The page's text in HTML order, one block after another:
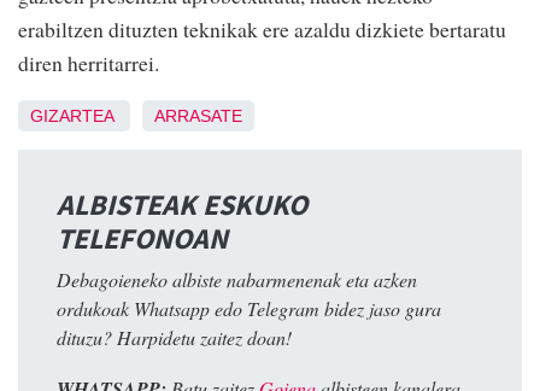
erabiltzen dituzten teknikak ere azaldu dizkiete bertaratu
diren herritarrei.
GIZARTEA ARRASATE
ALBISTEAK ESKUKO
TELEFONOAN
Debagoieneko albiste nabarmenenak eta azken
ordukoak Whatsapp edo Telegram bidez jaso gura
dituzu? Harpidetu zaitez doan!